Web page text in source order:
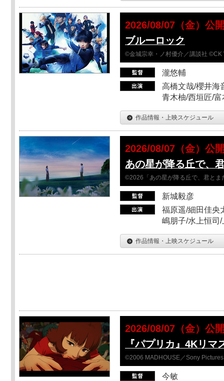
2026/08/07（金）公
ブルーロック
©金城宗幸・ノ村優介／講談社 ©CK
瀧悠輔
高橋文哉/櫻井海
青木柚/西垣匠/
作品情報・上映スケジュール
2026/08/07（金）公
あの星が降る丘で、
©2026「あの星が降る丘で、君とま
新城毅彦
福原遥/細田佳央
嶋朋子/水上恒司
作品情報・上映スケジュール
2026/08/07（金）公
『パプリカ』4Kリマ
©2006 MADHOUSE／Sony
今敏